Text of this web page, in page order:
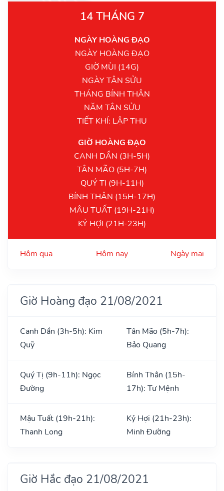
14 THÁNG 7
NGÀY HOÀNG ĐẠO
NGÀY HOÀNG ĐẠO
GIỜ MÙI (14G)
NGÀY TÂN SỬU
THÁNG BÍNH THÂN
NĂM TÂN SỬU
TIẾT KHÍ: LẬP THU
GIỜ HOÀNG ĐẠO
CANH DẦN (3H-5H)
TÂN MÃO (5H-7H)
QUÝ TỊ (9H-11H)
BÍNH THÂN (15H-17H)
MẬU TUẤT (19H-21H)
KỶ HỢI (21H-23H)
Hôm qua Hôm nay Ngày mai
Giờ Hoàng đạo 21/08/2021
Canh Dần (3h-5h): Kim
Quỹ
Tân Mão (5h-7h):
Bảo Quang
Quý Tị (9h-11h): Ngọc
Đường
Bính Thân (15h-
17h): Tư Mệnh
Mậu Tuất (19h-21h):
Thanh Long
Kỷ Hợi (21h-23h):
Minh Đường
Giờ Hắc đạo 21/08/2021